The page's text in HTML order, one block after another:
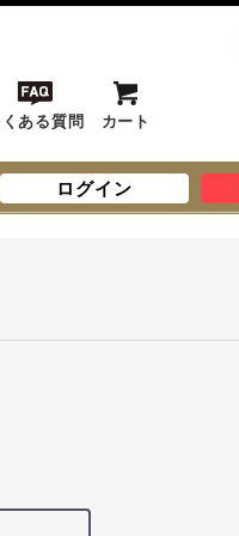
ある質問 カート
ログイン